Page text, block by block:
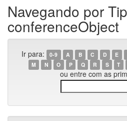
Navegando por
conferenceObject
Ir para: 0-9 A B C D E
M
N O P Q R S T
ou entre com as